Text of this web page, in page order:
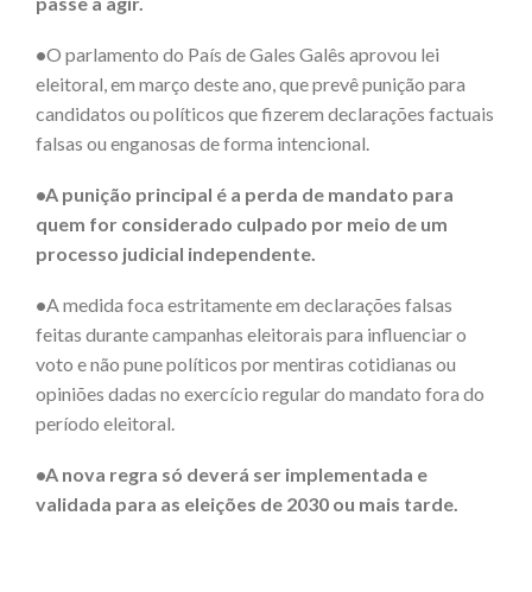
•O parlamento do País de Gales Galês aprovou lei
eleitoral, em março deste ano, que prevê punição para
candidatos ou políticos que fizerem declarações factuais
falsas ou enganosas de forma intencional.
•A punição principal é a perda de mandato para
quem for considerado culpado por meio de um
processo judicial independente.
•A medida foca estritamente em declarações falsas
feitas durante campanhas eleitorais para influenciar o
voto e não pune políticos por mentiras cotidianas ou
opiniões dadas no exercício regular do mandato fora do
período eleitoral.
•A nova regra só deverá ser implementada e
validada para as eleições de 2030 ou mais tarde.